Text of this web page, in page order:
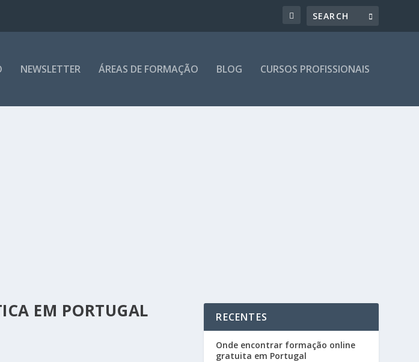
NEWSLETTER ÁREAS DE FORMAÇÃO BLOG CURSOS PROFISSIONAIS
EM PORTUGAL RECENTES
Onde encontrar formação online
gratuita em Portugal